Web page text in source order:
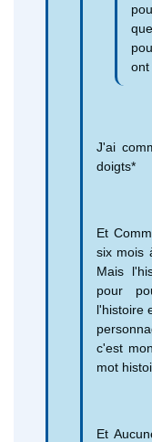
ont
J'ai
doigts*
Et
six mois
Mais
pour
l'histoire
c'est
mot
Et